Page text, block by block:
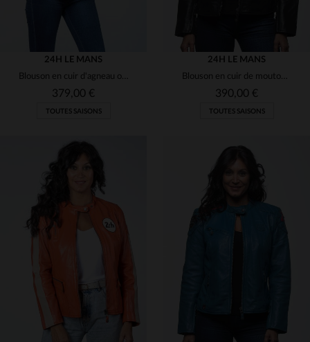
TAILLES DISPONIBLES
24H LE MANS
Blouson en cuir d'agneau orange, col motard, coupe régulière.
379,00 €
TOUTES SAISONS
TAILLES DISPONIBLES
24H LE MANS
Blouson en cuir de mouton noir, coupe droite, style bomber motard.
390,00 €
TOUTES SAISONS